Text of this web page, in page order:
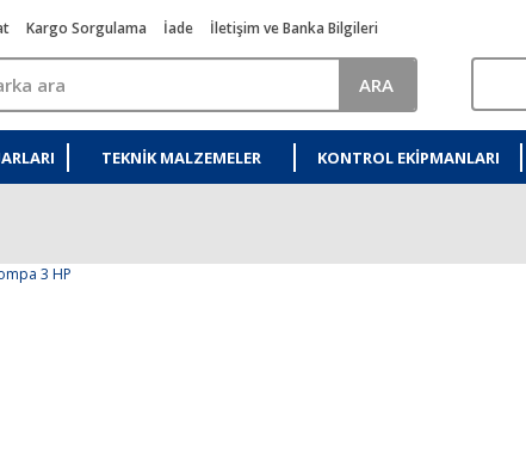
Kargo Sorgulama İade İletişim ve Banka Bilgileri
ARA
TEKNIK MALZEMELER KONTROL EKIPMANLARI